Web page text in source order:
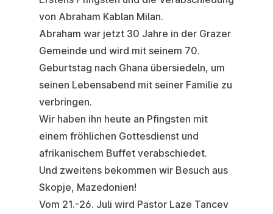
von Abraham Kablan Milan.
Abraham war jetzt 30 Jahre in der Grazer
Gemeinde und wird mit seinem 70.
Geburtstag nach Ghana übersiedeln, um
seinen Lebensabend mit seiner Familie zu
verbringen.
Wir haben ihn heute an Pfingsten mit
einem fröhlichen Gottesdienst und
afrikanischem Buffet verabschiedet.
Und zweitens bekommen wir Besuch aus
Skopje, Mazedonien!
Vom 21.-26. Juli wird Pastor Laze Tancev